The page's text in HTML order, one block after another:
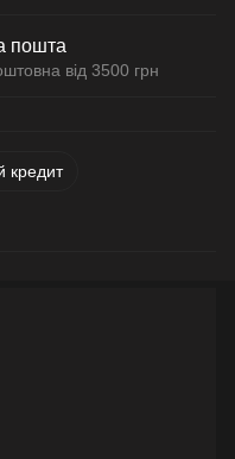
пошта
від 3500 грн
кредит